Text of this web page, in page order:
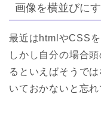
画像を横並びに
最近はhtmlやCSS
しかし自分の場合
るといえばそうで
いておかないと忘れ